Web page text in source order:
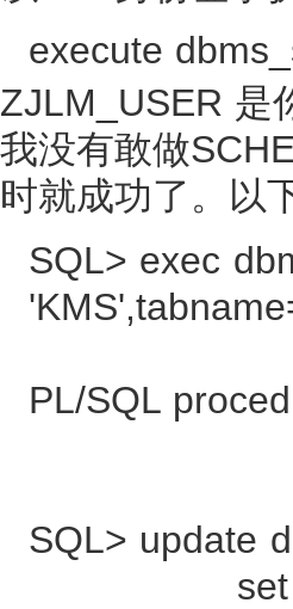
execute
ZJLM_USER 是
我没有敢做
时就成功了。以
SQL> exec
PL/SQL
SQL> update
set